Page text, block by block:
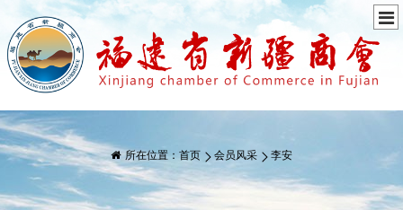
所在位置： 首页 会员风采 李安